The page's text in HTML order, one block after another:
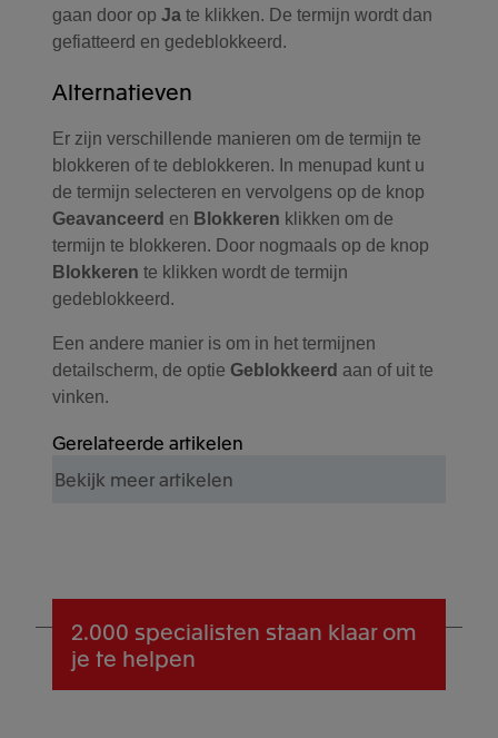
gaan door op Ja te klikken. De termijn wordt dan
gefiatteerd en gedeblokkeerd.
Alternatieven
Er zijn verschillende manieren om de termijn te
blokkeren of te deblokkeren. In menupad kunt u
de termijn selecteren en vervolgens op de knop
Geavanceerd en Blokkeren klikken om de
termijn te blokkeren. Door nogmaals op de knop
Blokkeren te klikken wordt de termijn
gedeblokkeerd.
Een andere manier is om in het termijnen
detailscherm, de optie Geblokkeerd aan of uit te
vinken.
Gerelateerde artikelen
Bekijk meer artikelen
2.000 specialisten staan klaar om
je te helpen